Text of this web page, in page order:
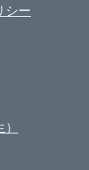
シー